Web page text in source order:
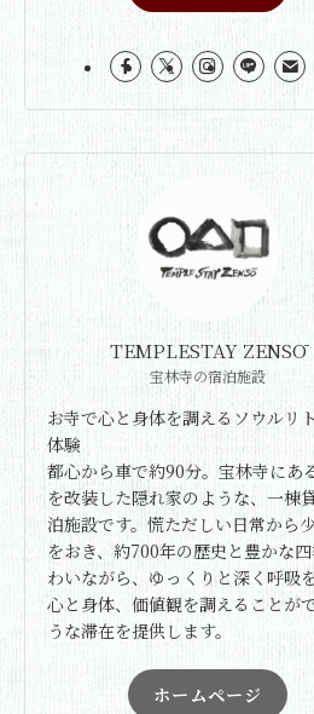
TEMPLESTAY ZENSŌ
宝林寺の宿泊施設
お寺で心と身体を調えるソウルリ
体験
都心から車で約90分。宝林寺にあ
を改装した隠れ家のような、一棟
泊施設です。慌ただしい日常から
をおき、約700年の歴史と豊かな
わいながら、ゆっくりと深く呼吸を
心と身体、価値観を調えることが
うな滞在を提供します。
ホームページ